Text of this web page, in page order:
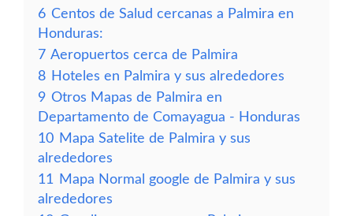
6 Centos de Salud cercanas a Palmira en
Honduras:
7 Aeropuertos cerca de Palmira
8 Hoteles en Palmira y sus alrededores
9 Otros Mapas de Palmira en
Departamento de Comayagua - Honduras
10 Mapa Satelite de Palmira y sus
alrededores
11
Mapa Normal google de Palmira y sus
alrededores